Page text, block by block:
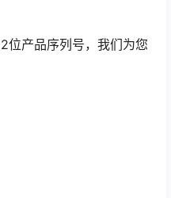
位产品序列号，我们为您